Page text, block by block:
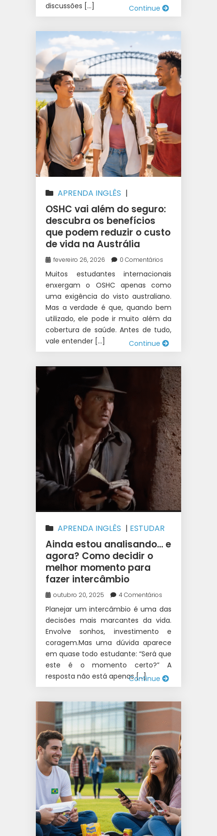
discussões […] Continue
APRENDA INGLÊS |
AUSTRÁLIA |ESTUDAR NA
AUSTRÁLIA |ESTUDOS E
TRABALHO INTERCÂMBIO |
INTERCÂMBIO |WEST 1
INTERCÂMBIO
OSHC vai além do seguro:
descubra os benefícios
que podem reduzir o custo
de vida na Austrália
fevereiro 26, 2026 0 Comentários
Muitos estudantes internacionais
enxergam o OSHC apenas como
uma exigência do visto australiano.
Mas a verdade é que, quando bem
utilizado, ele pode ir muito além da
cobertura de saúde. Antes de tudo,
vale entender […]
Continue
APRENDA INGLÊS | ESTUDAR
NA AUSTRÁLIA
|INTERCÂMBIO
|
WEST 1 INTERCÂMBIO
Ainda estou analisando… e
agora? Como decidir o
melhor momento para
fazer intercâmbio
outubro 20, 2025 4 Comentários
Planejar um intercâmbio é uma das
decisões mais marcantes da vida.
Envolve sonhos, investimento e
coragem.Mas uma dúvida aparece
em quase todo estudante: “Será que
este é o momento certo?” A
resposta não está apenas […]
Continue